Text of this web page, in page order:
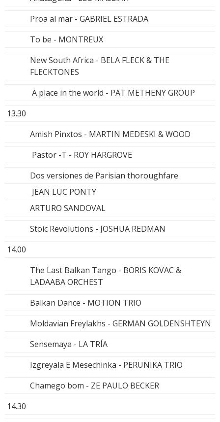
Proa al mar - GABRIEL ESTRADA
To be - MONTREUX
New South Africa - BELA FLECK & THE
FLECKTONES
A place in the world - PAT METHENY GROUP
13.30
Amish Pinxtos - MARTIN MEDESKI & WOOD
Pastor -T - ROY HARGROVE
Dos versiones de Parisian thoroughfare
JEAN LUC PONTY
ARTURO SANDOVAL
Stoic Revolutions - JOSHUA REDMAN
14.00
The Last Balkan Tango - BORIS KOVAC &
LADAABA ORCHEST
Balkan Dance - MOTION TRIO
Moldavian Freylakhs - GERMAN GOLDENSHTEYN
Sensemaya - LA TRÍA
Izgreyala E Mesechinka - PERUNIKA TRIO
Chamego bom - ZE PAULO BECKER
14.30